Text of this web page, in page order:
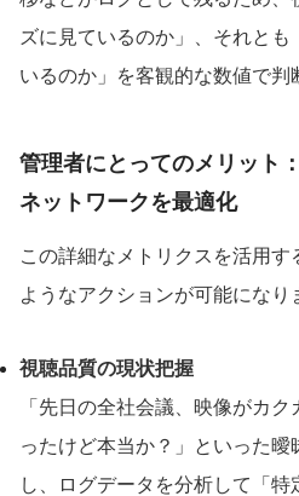
ズに見ているのか」、それとも
いるのか」を客観的な数値で判
管理者にとってのメリット
ネットワークを最適化
この詳細なメトリクスを活用
ようなアクションが可能になり
視聴品質の現状把握
「先日の全社会議、映像がカ
ったけど本当か？」といった
し、ログデータを分析して「